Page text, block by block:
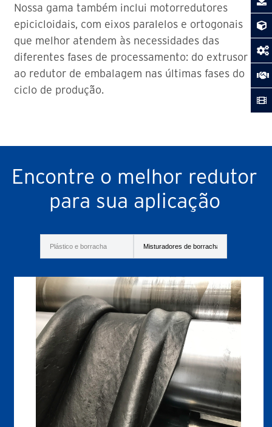
Nossa gama também inclui motorredutores
epicicloidais, com eixos paralelos e ortogonais
que melhor atendem às necessidades das
diferentes fases de processamento: do extrusor
ao redutor de embalagem nas últimas fases do
ciclo de produção.
Encontre o melhor redutor
para sua aplicação